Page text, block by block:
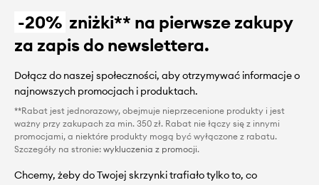
-20% zniżki** na pierwsze zakupy
za zapis do newslettera.
Dołącz do naszej społeczności, aby otrzymywać informacje o
najnowszych promocjach i produktach.
**Rabat jest jednorazowy, obejmuje nieprzecenione produkty i jest
ważny przy zakupach za min. 350 zł. Rabat nie łączy się z innymi
promocjami, a niektóre produkty mogą być wyłączone z rabatu.
Szczegóły na stronie: wykluczenia z promocji.
Chcemy, żeby do Twojej skrzynki trafiało tylko to, co